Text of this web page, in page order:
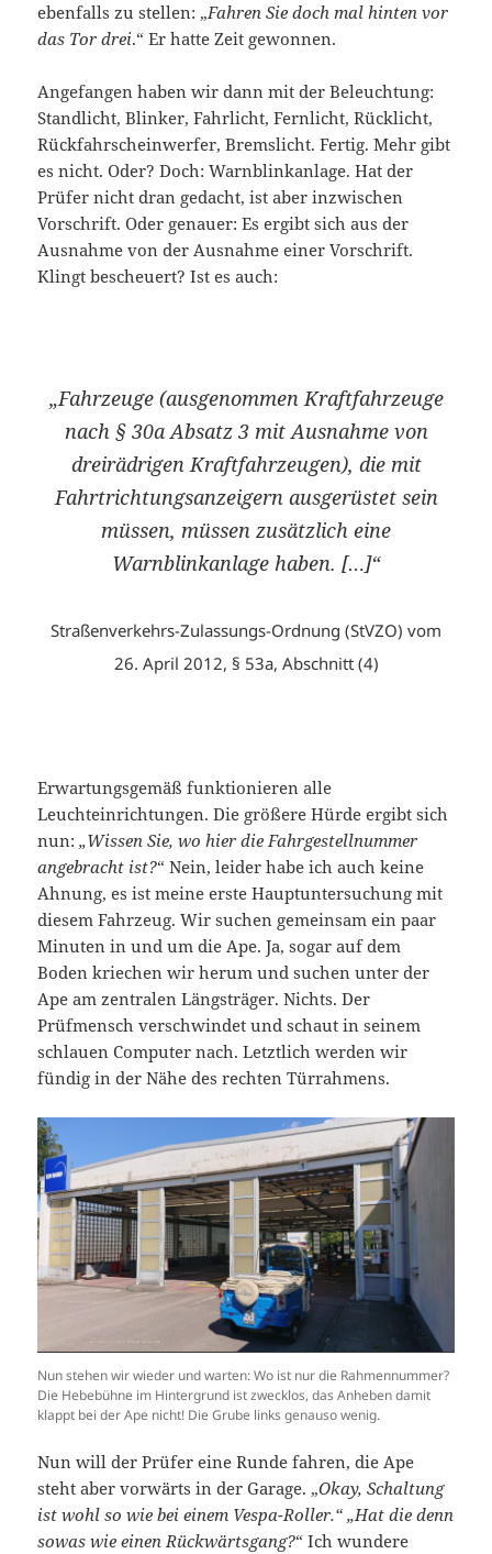
ebenfalls zu stellen: „Fahren Sie doch mal hinten vor
das Tor drei.“ Er hatte Zeit gewonnen.
Angefangen haben wir dann mit der Beleuchtung:
Standlicht, Blinker, Fahrlicht, Fernlicht, Rücklicht,
Rückfahrscheinwerfer, Bremslicht. Fertig. Mehr gibt
es nicht. Oder? Doch: Warnblinkanlage. Hat der
Prüfer nicht dran gedacht, ist aber inzwischen
Vorschrift. Oder genauer: Es ergibt sich aus der
Ausnahme von der Ausnahme einer Vorschrift.
Klingt bescheuert? Ist es auch:
„Fahrzeuge (ausgenommenKraftfahrzeuge
nach § 30a Absatz 3 mit Ausnahme von
dreirädrigen Kraftfahrzeugen), die mit
Fahrtrichtungsanzeigern ausgerüstet sein
müssen, müssen zusätzlich eine
Warnblinkanlage haben. […]“
Straßenverkehrs-Zulassungs-Ordnung (StVZO) vom
26. April 2012, § 53a, Abschnitt (4)
Erwartungsgemäß funktionieren alle
Leuchteinrichtungen. Die größere Hürde ergibt sich
nun:„Wissen Sie, wo hier die Fahrgestellnummer
angebracht ist?“ Nein, leider habe ich auch keine
Ahnung, es ist meine erste Hauptuntersuchung mit
diesem Fahrzeug. Wir suchen gemeinsam ein paar
Minuten in und um die Ape. Ja, sogar auf dem
Boden kriechen wir herum und suchen unter der
Ape am zentralen Längsträger. Nichts. Der
Prüfmensch verschwindet und schaut in seinem
schlauen Computer nach. Letztlich werden wir
fündig in der Nähe des rechten Türrahmens.
Nun stehen wir wieder und warten: Wo ist nur die Rahmennummer?
Die Hebebühne im Hintergrund ist zwecklos, das Anheben damit
klappt bei der Ape nicht! Die Grube links genauso wenig.
Nun will der Prüfer eine Runde fahren, die Ape
steht aber vorwärts in der Garage. „Okay, Schaltung
ist wohl so wie bei einem Vespa-Roller.“ „Hat die denn
sowas wie einen Rückwärtsgang?“ Ich wundere